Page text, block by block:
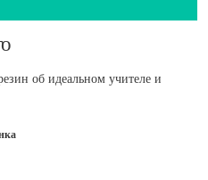
об идеальном учителе и